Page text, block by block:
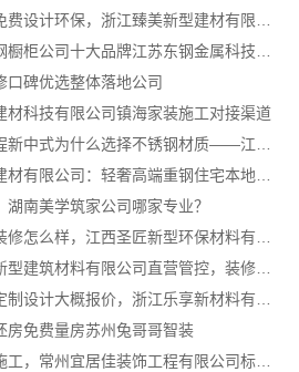
口碑优选整体落地公司
材科技有限公司镇海家装施工对接渠道
南美学筑家公司哪家专业？
海南万赢饰家新型建筑材料有限公司直营管控，装修成本透明不踩坑
房免费量房苏州兔哥哥智装
武进全包装修施工，常州宜居佳装饰工程有限公司标准化管控